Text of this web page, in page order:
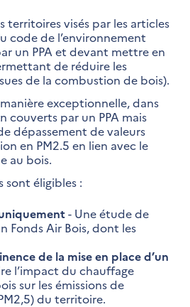
territoires visés par les articles
code de l’environnement
un PPA et devant mettre en
de réduire les
de la combustion de bois).
exceptionnelle, dans
couverts par un PPA mais
dépassement de valeurs
en PM2.5 en lien avec le
au bois.
sont éligibles :
- Une étude de
Fonds Air Bois, dont les
de la mise en place d’un
l’impact du chauffage
sur les émissions de
du territoire.